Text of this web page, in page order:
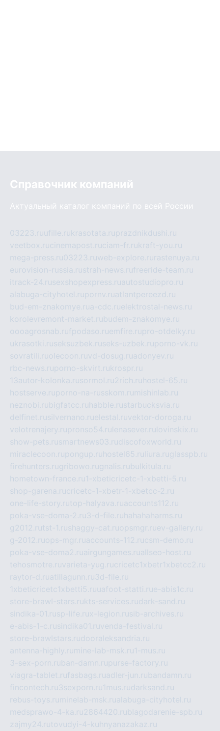
Справочник компаний
Актуальный каталог компаний по всей России
03223.ruufille.rukrasotata.ruprazdnikdushi.ru
veetbox.rucinemapost.ruciam-fr.rukraft-you.ru
mega-press.ru03223.ruweb-explore.ru rastenuya.ru
eurovision-russia.rustrah-news.rufreeride-team.ru
itrack-24.rusexshopexpress.ruautostudiopro.ru
alabuga-cityhotel.rupornv.ruatlantpereezd.ru
bud-em-znakomye.rua-cdc.ruelektrostal-news.ru
korolevremont-market.rubudem-znakomye.ru
oooagrosnab.rufpodaso.ruemfire.rupro-otdelky.ru
ukrasotki.ruseksuzbek.ruseks-uzbek.ruporno-vk.ru
sovratili.ruolecoon.ruvd-dosug.ruadonyev.ru
rbc-news.ruporno-skvirt.rukrospr.ru
13autor-kolonka.rusormol.ru2rich.ru hostel-65.ru
hostserve.ruporno-na-russkom.ru mishinlab.ru
neznobi.rubigfatcc.ru habble.rustarbucksvia.ru
delfinet.rusilvernano.ruelestal.ruvektor-doroga.ru
velotrenajery.rupronso54.ru lenasever.ru lovinskix.ru
show-pets.rusmartnews03.rudiscofoxworld.ru
miraclecoon.rupongup.ru hostel65.ru liura.ruglasspb.ru
firehunters.rugribowo.rugnalis.rubulkitula.ru
hometown-france.ru1-xbeticricetc-1-xbetti-5.ru
shop-garena.rucricetc-1-xbetr-1-xbetcc-2.ru
one-life-story.rutop-halyava.ruaccounts112.ru
poka-vse-doma-2.ru3-d-file.ru hahahaharms.ru
g2012.rutst-1.rushaggy-cat.ruopsmgr.ruev-gallery.ru
g-2012.ruops-mgr.ruaccounts-112.rucsm-demo.ru
poka-vse-doma2.ruairgungames.ruallseo-host.ru
tehosmotre.ruvarieta-yug.rucricetc1xbetr1xbetcc2.ru
raytor-d.ruatillagunn.ru3d-file.ru
1xbeticricetc1xbetti5.ruuafoot-statti.rue-abis1c.ru
store-brawl-stars.rukts-services.rudark-sand.ru
sindika-01.rusp-life.rux-legion.rusib-archives.ru
e-abis-1-c.rusindika01.ruvenda-festival.ru
store-brawlstars.rudooraleksandria.ru
antenna-highly.ru mine-lab-msk.ru1-mus.ru
3-sex-porn.ruban-damn.rupurse-factory.ru
viagra-tablet.rufasbags.ruadler-jun.rubandamn.ru
fincontech.ru3sexporn.ru1mus.rudarksand.ru
rebus-toys.ru minelab-msk.rualabuga-cityhotel.ru
medsprawo-4-ka.ru2864420.rublagodarenie-spb.ru
zajmy24.rutovudyi-4-kuhnyanazakaz.ru